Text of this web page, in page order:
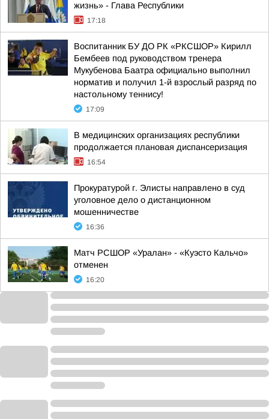
жизнь» - Глава Республики
17:18
Воспитанник БУ ДО РК «РКСШОР» Кирилл
Бембеев под руководством тренера
Мукубенова Баатра официально выполнил
норматив и получил 1-й взрослый разряд по
настольному теннису!
17:09
В медицинских организациях республики
продолжается плановая диспансеризация
16:54
Прокуратурой г. Элисты направлено в суд
уголовное дело о дистанционном
мошенничестве
16:36
Матч РСШОР «Уралан» - «Куэсто Кальчо»
отменен
16:20